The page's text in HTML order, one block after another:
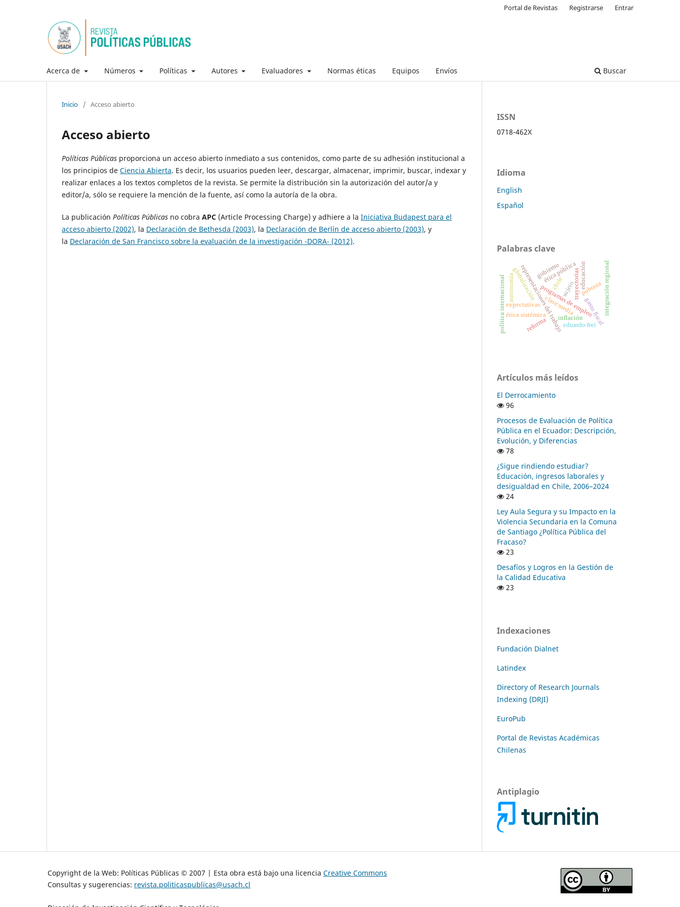
Acerca de Números Políticas Autores Evaluadores Normas éticas Equipos Envíos Buscar
Portal de Revistas Registrarse Entrar
Inicio / Acceso abierto
Acceso abierto
Políticas Públicas proporciona un acceso abierto inmediato a sus contenidos, como parte de su adhesión institucional a
los principios de Ciencia Abierta. Es decir, los usuarios pueden leer, descargar, almacenar, imprimir, buscar, indexar y
realizar enlaces a los textos completos de la revista. Se permite la distribución sin la autorización del autor/a y
editor/a, sólo se requiere la mención de la fuente, así como la autoría de la obra.
La publicación Políticas Públicas no cobra APC (Article Processing Charge) y adhiere a la Iniciativa Budapest para el
acceso abierto (2002), la Declaración de Bethesda (2003), la Declaración de Berlín de acceso abierto (2003), y
la Declaración de San Francisco sobre la evaluación de la investigación -DORA- (2012).
ISSN
0718-462X
Idioma
English
Español
Palabras clave
representaciones del trabajo trayectorias
expectativasprogramas de empleo
pobreza
ética pública
ética sistémica gasto fiscal
inflación
globalización integración regional
política internacional educación
reforma
clase media
chilesujeto
autonomía
gobierno
eduardo frei
Artículos más leídos
El Derrocamiento
96
Procesos de Evaluación de Política
Pública en el Ecuador: Descripción,
Evolución, y Diferencias
78
¿Sigue rindiendo estudiar?
Educación, ingresos laborales y
desigualdad en Chile, 2006–2024
24
Ley Aula Segura y su Impacto en la
Violencia Secundaria en la Comuna
de Santiago ¿Política Pública del
Fracaso?
23
Desafíos y Logros en la Gestión de
la Calidad Educativa
23
Indexaciones
Fundación Dialnet
Latindex
Directory of Research Journals
Indexing (DRJI)
EuroPub
Portal de Revistas Académicas
Chilenas
Antiplagio
Copyright de la Web: Políticas Públicas © 2007 | Esta obra está bajo una licencia Creative Commons
Consultas y sugerencias: revista.politicaspublicas@usach.cl